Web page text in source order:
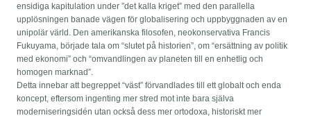
ensidiga kapitulation under ”det kalla kriget” med den parallella
upplösningen banade vägen för globalisering och uppbyggnaden av en
unipolär värld. Den amerikanska filosofen, neokonservativa Francis
Fukuyama, började tala om “slutet på historien”, om “ersättning av politik
med ekonomi” och “omvandlingen av planeten till en enhetlig och
homogen marknad”.
Detta innebar att begreppet “väst” förvandlades till ett globalt och enda
koncept, eftersom ingenting mer stred mot inte bara själva
moderniseringsidén utan också dess mer ortodoxa, historiskt mer